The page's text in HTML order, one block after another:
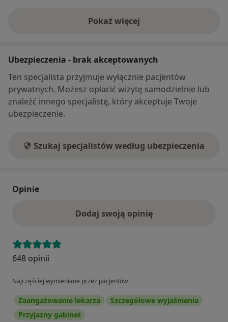
Pokaż więcej
o adresie
Ubezpieczenia - brak akceptowanych
Ten specjalista przyjmuje wyłącznie pacjentów
prywatnych. Możesz opłacić wizytę samodzielnie lub
znaleźć innego specjalistę, który akceptuje Twoje
ubezpieczenie.
Szukaj specjalistów według ubezpieczenia
Opinie
Dodaj swoją opinię
648 opinii
Najczęściej wymieniane przez pacjentów
Zaangażowanie lekarza
Szczegółowe wyjaśnienia
Przyjazny gabinet